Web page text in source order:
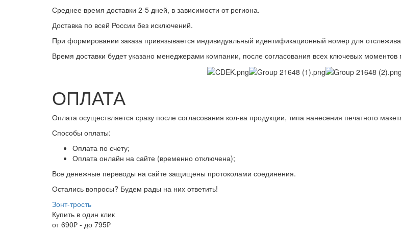
Среднее время доставки 2-5 дней, в зависимости от региона.
Доставка по всей России без исключений.
При формировании заказа привязывается индивидуальный идентификационный номер для
Время доставки будет указано менеджерами компании, после согласования всех ключевых моментов
ОПЛАТА
Оплата осуществляется сразу после согласования кол-ва продукции, типа нанесения печатного
Способы оплаты:
Оплата по счету;
Оплата онлайн на сайте (временно отключена);
Все денежные переводы на сайте защищены протоколами соединения.
Остались вопросы? Будем рады на них ответить!
Зонт-трость
Купить в один клик
от 690₽ - до 795₽